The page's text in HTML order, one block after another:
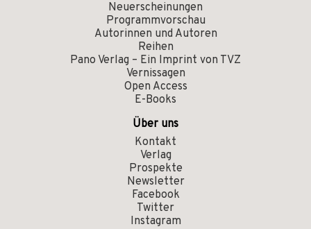
Neuerscheinungen
Programmvorschau
Autorinnen und Autoren
Reihen
Pano Verlag – Ein Imprint von TVZ
Vernissagen
Open Access
E-Books
Über uns
Kontakt
Verlag
Prospekte
Newsletter
Facebook
Twitter
Instagram